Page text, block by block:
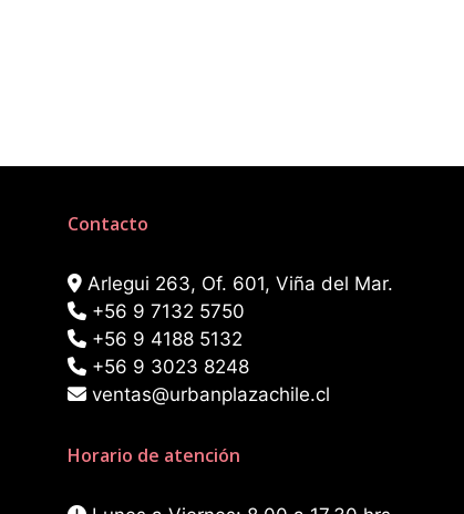
Contacto
Arlegui 263, Of. 601, Viña del Mar.
+56 9 7132 5750
+56 9 4188 5132
+56 9 3023 8248
ventas@urbanplazachile.cl
Horario de atención